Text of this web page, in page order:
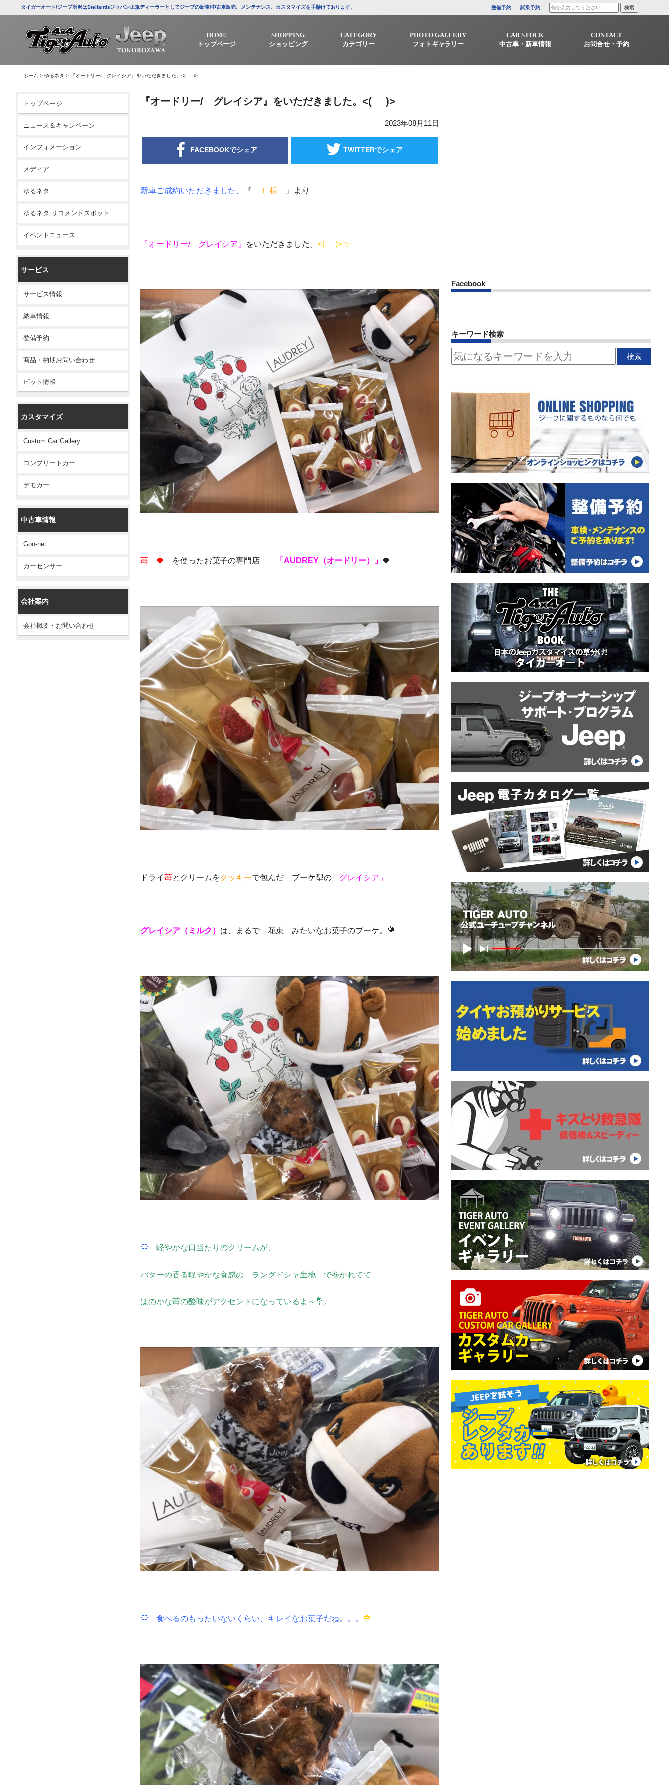
タイガーオート/ジープ所沢はStellantisジャパン正規ディーラーとしてジープの新車/中古車販売、メンテナンス、カスタマイズを手懸けております。 整備予約 試乗予約
HOME
トップページ
SHOPPING
ショッピング
CATEGORY
カテゴリー
PHOTO GALLERY
フォトギャラリー
CAR STOCK
中古車・新車情報
CONTACT
お問合せ・予約
ホーム > ゆるネタ > 『オードリー/ グレイシア』をいただきました。<(_ _)>
トップページ
ニュース＆キャンペーン
インフォメーション
メディア
ゆるネタ
ゆるネタ リコメンドスポット
イベントニュース
サービス
サービス情報
納車情報
整備予約
商品・納期お問い合わせ
ピット情報
カスタマイズ
Custom Car Gallery
コンプリートカー
デモカー
中古車情報
Goo-net
カーセンサー
会社案内
会社概要・お問い合わせ
『オードリー/ グレイシア』をいただきました。<(_ _)>
2023年08月11日
FACEBOOKでシェア TWITTERでシェア
新車ご成約いただきました、 『 Ｔ 様 』より
『オードリー/ グレイシア』 をいただきました。<(_ _)> ✨
苺 🍓 を使ったお菓子の専門店 「AUDREY（オードリー）」 🍓
ドライ苺とクリームをクッキーで包んだ ブーケ型の 「グレイシア」
グレイシア（ミルク） は、まるで 花束 みたいなお菓子のブーケ。💐
💭 軽やかな口当たりのクリームが、
バターの香る軽やかな食感の ラングドシャ生地 で巻かれてて
ほのかな苺の酸味がアクセントになっているよ～💐。
💭 食べるのもったいないくらい、キレイなお菓子だね。。。 🌹
Facebook
キーワード検索